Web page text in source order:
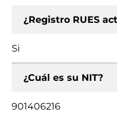
¿Registro RUES
Si
¿Cuál es su NIT?
901406216